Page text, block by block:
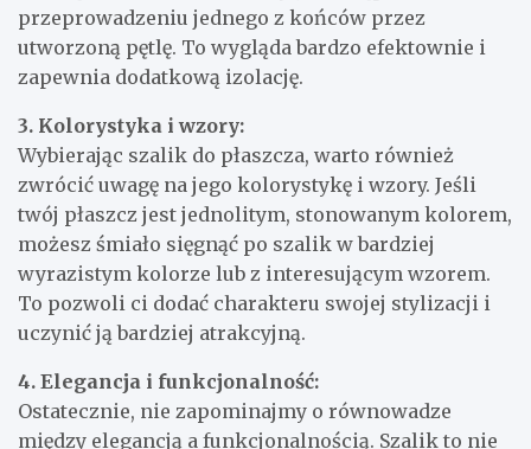
przeprowadzeniu jednego z końców przez
utworzoną pętlę. To wygląda bardzo efektownie i
zapewnia dodatkową izolację.
3. Kolorystyka i wzory:
Wybierając szalik do płaszcza, warto również
zwrócić uwagę na jego kolorystykę i wzory. Jeśli
twój płaszcz jest jednolitym, stonowanym kolorem,
możesz śmiało sięgnąć po szalik w bardziej
wyrazistym kolorze lub z interesującym wzorem.
To pozwoli ci dodać charakteru swojej stylizacji i
uczynić ją bardziej atrakcyjną.
4. Elegancja i funkcjonalność:
Ostatecznie, nie zapominajmy o równowadze
między elegancją a funkcjonalnością. Szalik to nie